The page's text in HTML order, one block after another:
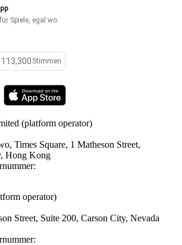
Spiele, egal wo
113,300 Stimmen
(platform operator)
Times Square, 1 Matheson Street,
Hong Kong
operator)
Street, Suite 200, Carson City, Nevada